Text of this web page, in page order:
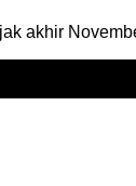
akhir